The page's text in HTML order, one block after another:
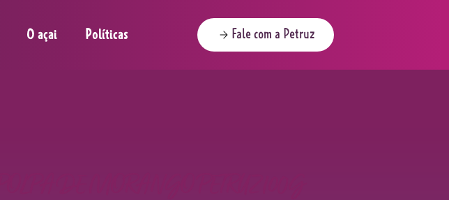
O açai Políticas Fale com a Petruz